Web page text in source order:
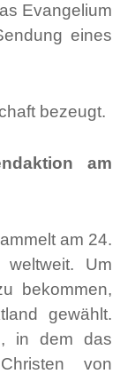
Evangelium
eines
bezeugt.
am
am 24.
Um
bekommen,
gewählt.
in dem das
von